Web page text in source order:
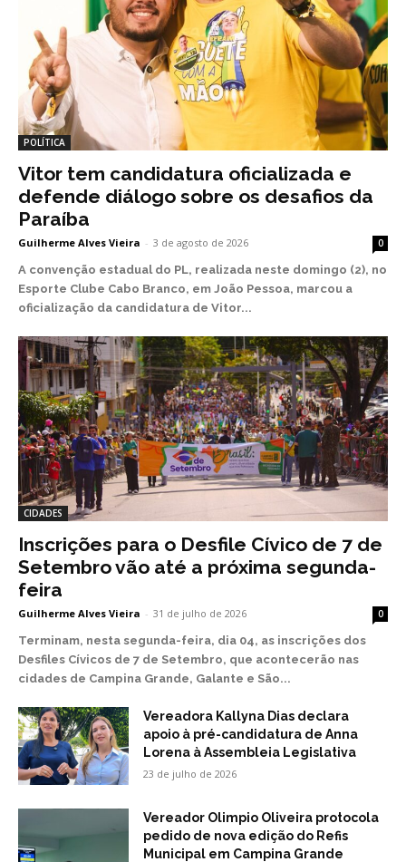
POLÍTICA
Vitor tem candidatura oficializada e
defende diálogo sobre os desafios da
Paraíba
Guilherme Alves Vieira - 3 de agosto de 2026 0
A convenção estadual do PL, realizada neste domingo (2), no
Esporte Clube Cabo Branco, em João Pessoa, marcou a
oficialização da candidatura de Vitor...
CIDADES
Inscrições para o Desfile Cívico de 7 de
Setembro vão até a próxima segunda-
feira
Guilherme Alves Vieira - 31 de julho de 2026 0
Terminam, nesta segunda-feira, dia 04, as inscrições dos
Desfiles Cívicos de 7 de Setembro, que acontecerão nas
cidades de Campina Grande, Galante e São...
Vereadora Kallyna Dias declara
apoio à pré-candidatura de Anna
Lorena à Assembleia Legislativa
23 de julho de 2026
Vereador Olimpio Oliveira protocola
pedido de nova edição do Refis
Municipal em Campina Grande